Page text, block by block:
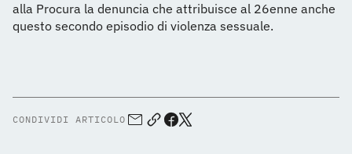
alla Procura la denuncia che attribuisce al 26enne anche
questo secondo episodio di violenza sessuale.
CONDIVIDI ARTICOLO